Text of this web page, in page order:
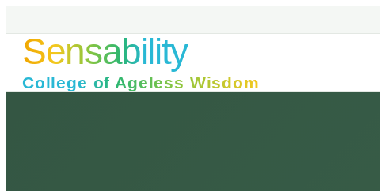
naarSensability
College of Ageless Wisdom